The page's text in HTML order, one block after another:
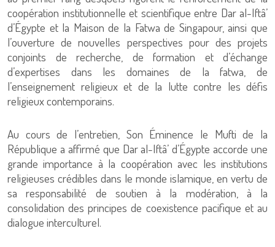
coopération institutionnelle et scientifique entre Dar al-Iftâ’
d’Égypte et la Maison de la Fatwa de Singapour, ainsi que
l’ouverture de nouvelles perspectives pour des projets
conjoints de recherche, de formation et d’échange
d’expertises dans les domaines de la fatwa, de
l’enseignement religieux et de la lutte contre les défis
religieux contemporains.
Au cours de l’entretien, Son Éminence le Mufti de la
République a affirmé que Dar al-Iftâ’ d’Égypte accorde une
grande importance à la coopération avec les institutions
religieuses crédibles dans le monde islamique, en vertu de
sa responsabilité de soutien à la modération, à la
consolidation des principes de coexistence pacifique et au
dialogue interculturel.